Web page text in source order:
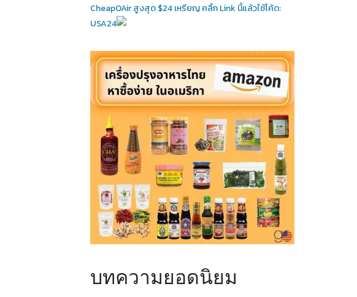
CheapOAir สูงสุด $24 เหรียญ คลิ้ก Link นี้แล้วใช้โค้ด:
USA24
บทความยอดนิยม